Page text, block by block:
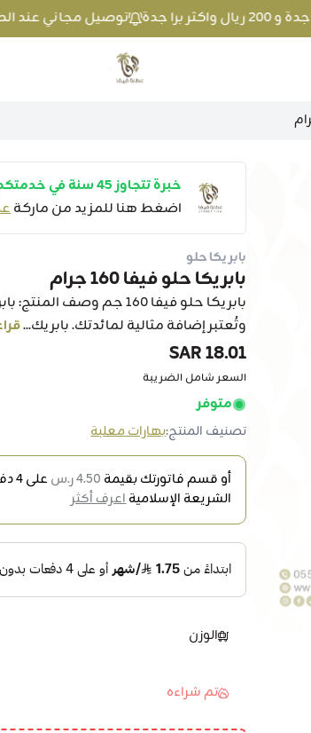
توصيل مجاني عند الطلب بمبلغ 100 ريال واكثر داخل جدة
متجر عطارة فيفا
خبرة تتجاوز 45 سنة في خدمتكم
اضغط هنا للمزيد من ماركة
بابريكا حلو
بابريكا حلو فيفا 160 جرام
وتُعتبر إضافة مثالية لمائدتك. بابريك...
18.01 SAR
السعر شامل الضريبة
متوفر
تصنيف المنتج:بهارات معلبة
أو قسم فاتورتك بقيمة 4.50 ر.س على4
الشريعة الإسلاميةاعرف أكثر
الوزن
تم شراءه